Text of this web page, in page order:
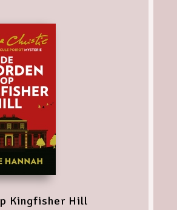
Kingfisher Hill